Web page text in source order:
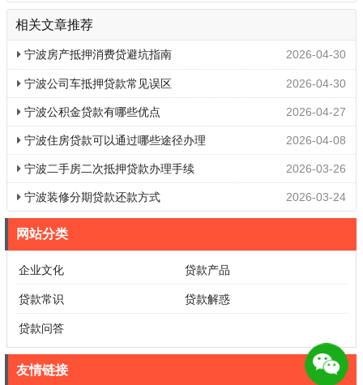
相关文章推荐
2026-04-30
宁波房产抵押消费贷避坑指南
2026-04-30
宁波公司车抵押贷款常见误区
2026-04-27
宁波公积金贷款有哪些优点
2026-04-08
宁波住房贷款可以通过哪些途径办理
2026-03-26
宁波二手房二次抵押贷款办理手续
2026-03-24
宁波装修分期贷款还款方式
网站分类
企业文化 贷款产品
贷款常识 贷款解惑
贷款问答
友情链接